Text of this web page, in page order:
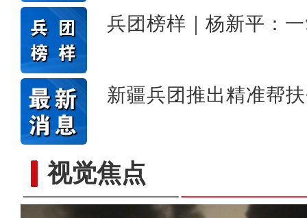
兵团榜样｜杨新平：
新疆兵团推出精准帮
视觉焦点电影《和平将军陶峙